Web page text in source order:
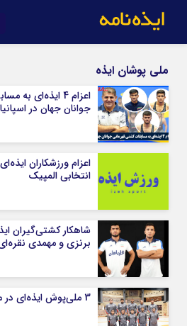
سروش
آپارات
رمز عبور
مرا به خاطر بسپار
ملی پوشان ایذه
اعزام 4 ایذه‌ای
جوانان جهان در اسپانیا
اعزام ورزشکاران
انتخابی المپیک
شاهکار کشتی‌گیران
برنزی و مهمدی
3 ملی‌پوش ایذه‌ای در مسابقات جهانی صربستان